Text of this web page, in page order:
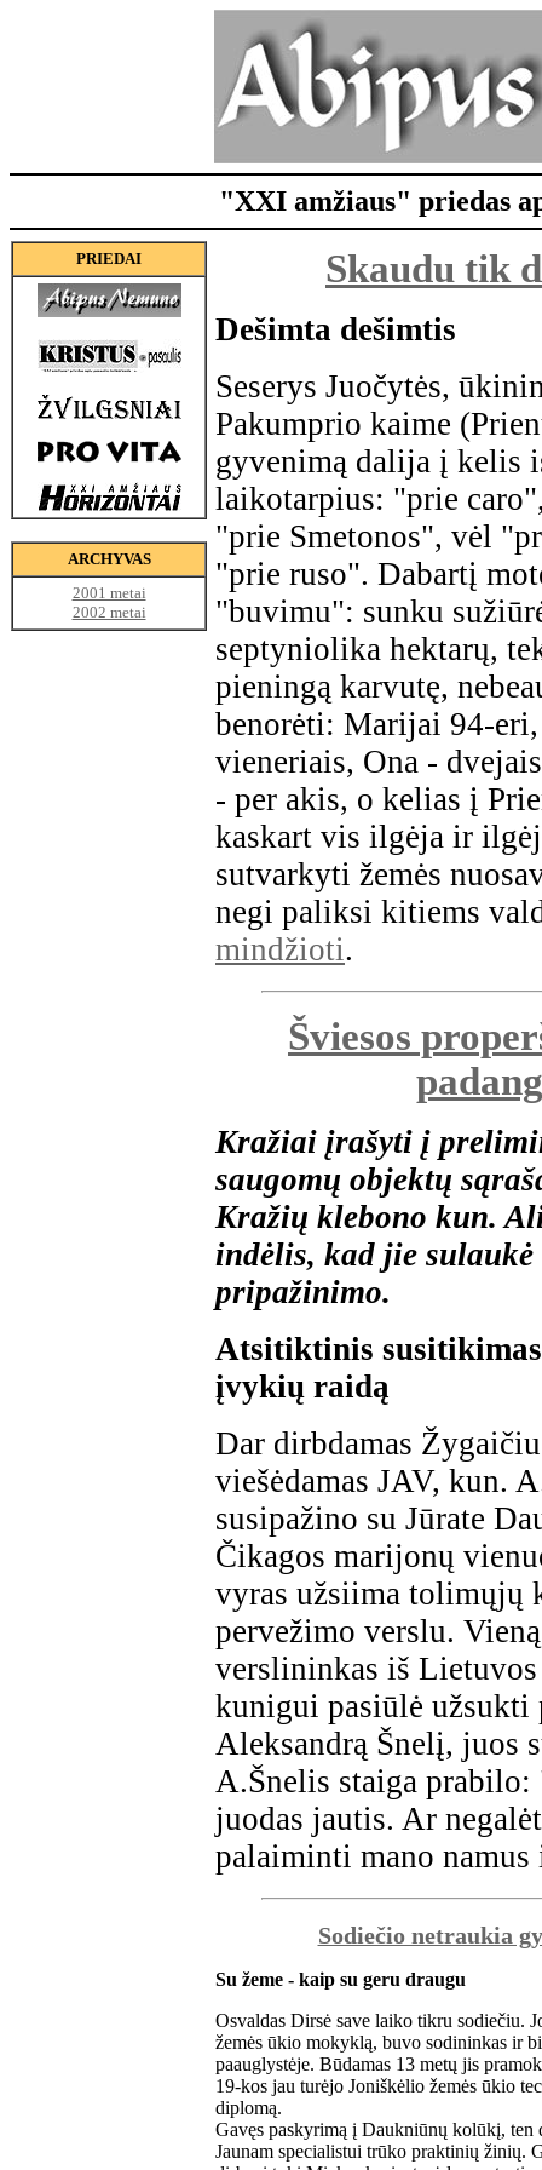
"XXI amžiaus" priedas
PRIEDAI
ARCHYVAS
2001 metai
2002 metai
Skaudu tik
Dešimta dešimtis
Seserys Juočytės,
Pakumprio kaime
gyvenimą dalija į kelis
laikotarpius: "prie
"prie Smetonos", vėl
"prie ruso". Dabartį
"buvimu": sunku
septyniolika hektarų,
pieningą karvutę,
benorėti: Marijai 94-eri,
vieneriais, Ona -
- per akis, o kelias į
kaskart vis ilgėja ir
sutvarkyti žemės
negi paliksi kitiems
mindžioti.
Šviesos
Kražiai įrašyti į
saugomų objektų
Kražių klebono kun.
indėlis, kad jie
pripažinimo.
Atsitiktinis
įvykių raidą
Dar dirbdamas
viešėdamas JAV, kun.
susipažino su Jūrate
Čikagos marijonų
vyras užsiima tolimųjų
pervežimo verslu.
verslininkas iš
kunigui pasiūlė užsukti
Aleksandrą Šnelį, juos
A.Šnelis staiga
juodas jautis. Ar
palaiminti mano
Sodiečio netraukia
Su žeme - kaip su geru draugu
Osvaldas Dirsė save laiko tikru sodiečiu.
žemės ūkio mokyklą, buvo sodininkas ir
paauglystėje. Būdamas 13 metų jis
19-kos jau turėjo Joniškėlio žemės ūkio
diplomą.
Gavęs paskyrimą į Daukniūnų kolūkį, ten
Jaunam specialistui trūko praktinių žinių.